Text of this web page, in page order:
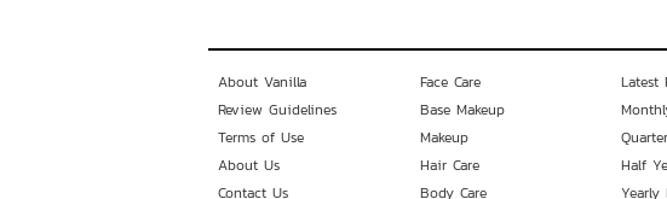
About Vanilla
Review Guidelines
Terms of Use
About Us
Contact Us
Face Care
Base Makeup
Makeup
Hair Care
Body Care
Latest
Half
Yearly